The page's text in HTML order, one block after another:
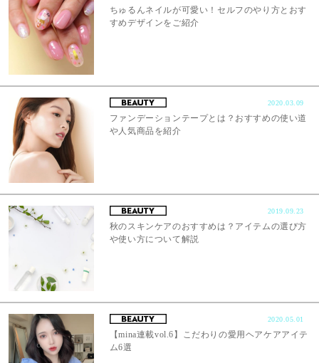
ちゅるんネイルが可愛い！セルフのやり方とおす
すめデザインをご紹介
2020.03.09
ファンデーションテープとは？おすすめの使い道
や人気商品を紹介
2019.09.23
秋のスキンケアのおすすめは？アイテムの選び方
や使い方について解説
2020.05.01
【mina連載vol.6】こだわりの愛用ヘアケアアイテ
ム6選